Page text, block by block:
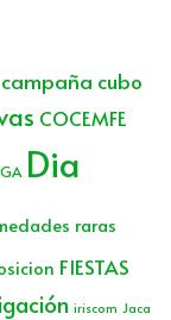
campaña cubo
COCEMFE
Dia
raras
FIESTAS
iriscom Jaca